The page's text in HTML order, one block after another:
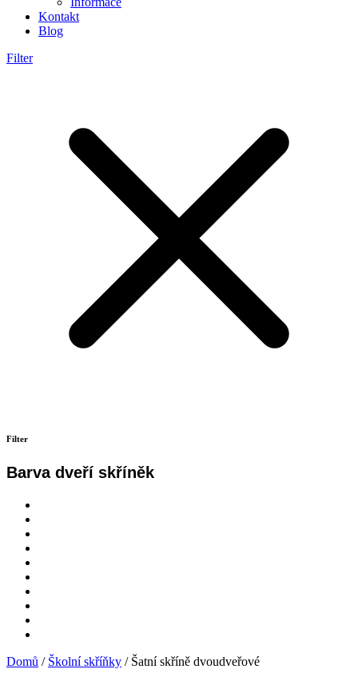
Kontakt
Blog
Filter
Filter
Barva dveří skříněk
Domů / Školní skříňky / Šatní skříně dvoudveřové